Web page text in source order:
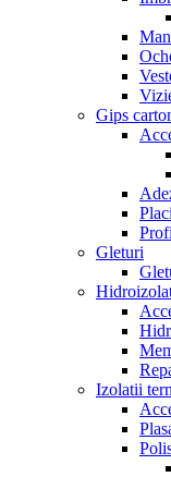
Gips
Gleturi
Izolatii